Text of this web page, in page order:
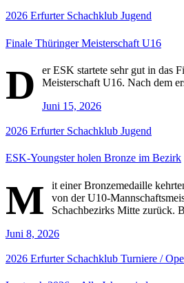
2026 Erfurter Schachklub Jugend
Finale Thüringer Meisterschaft U16
D
er ESK startete sehr gut in das
Meisterschaft U16. Nach dem
Juni 15, 2026
2026 Erfurter Schachklub Jugend
ESK-Youngster holen Bronze im Bezirk
M
it einer Bronzemedaille
von der U10-
Schachbezirks Mitte zurück.
Juni 8, 2026
2026 Erfurter Schachklub Turniere /